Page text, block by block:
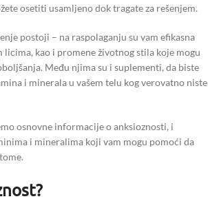
osetiti usamljeno dok tragate za rešenjem.
postoji – na raspolaganju su vam efikasna
licima, kao i promene životnog stila koje mogu
Među njima su i suplementi, da biste
i minerala u vašem telu kog verovatno niste
osnovne informacije o anksioznosti, i
i mineralima koji vam mogu pomoći da